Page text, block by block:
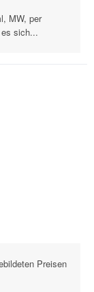
MW, per
sich...
Preisen